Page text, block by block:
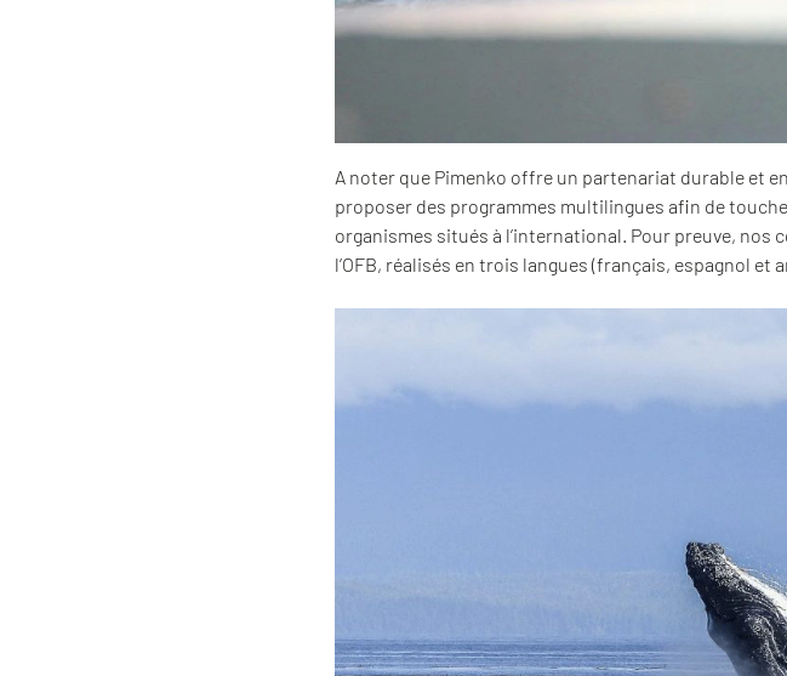
A noter que Pimenko offre un partenariat durable et
proposer des programmes multilingues afin de
organismes situés à l’international. Pour preuve,
l’OFB, réalisés en trois langues (français, espagnol et